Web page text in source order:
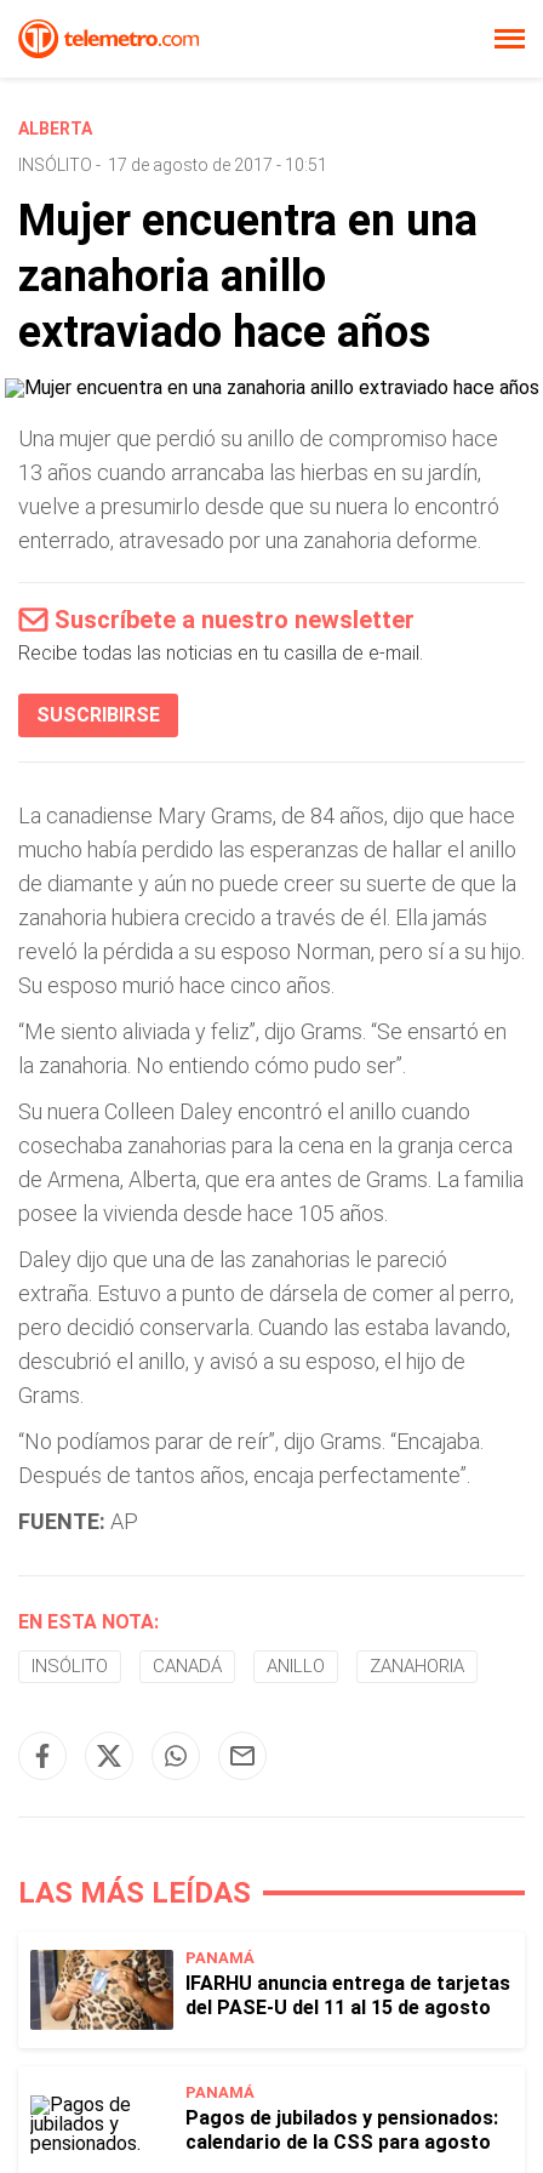
ALBERTA
INSÓLITO - 17 de agosto de 2017 - 10:51
Mujer encuentra en una
zanahoria anillo
extraviado hace años
Una mujer que perdió su anillo de compromiso hace
13 años cuando arrancaba las hierbas en su jardín,
vuelve a presumirlo desde que su nuera lo encontró
enterrado, atravesado por una zanahoria deforme.
Suscríbete a nuestro newsletter
Recibe todas las noticias en tu casilla de e-mail.
SUSCRIBIRSE
La canadiense Mary Grams, de 84 años, dijo que hace
mucho había perdido las esperanzas de hallar el anillo
de diamante y aún no puede creer su suerte de que la
zanahoria hubiera crecido a través de él. Ella jamás
reveló la pérdida a su esposo Norman, pero sí a su hijo.
Su esposo murió hace cinco años.
“Me siento aliviada y feliz”, dijo Grams. “Se ensartó en
la zanahoria. No entiendo cómo pudo ser”.
Su nuera Colleen Daley encontró el anillo cuando
cosechaba zanahorias para la cena en la granja cerca
de Armena, Alberta, que era antes de Grams. La familia
posee la vivienda desde hace 105 años.
Daley dijo que una de las zanahorias le pareció
extraña. Estuvo a punto de dársela de comer al perro,
pero decidió conservarla. Cuando las estaba lavando,
descubrió el anillo, y avisó a su esposo, el hijo de
Grams.
“No podíamos parar de reír”, dijo Grams. “Encajaba.
Después de tantos años, encaja perfectamente”.
FUENTE: AP
EN ESTA NOTA:
INSÓLITO CANADÁ ANILLO ZANAHORIA
LAS MÁS LEÍDAS
PANAMÁ
IFARHU anuncia entrega de tarjetas
del PASE-U del 11 al 15 de agosto
PANAMÁ
Pagos de jubilados y pensionados:
calendario de la CSS para agosto